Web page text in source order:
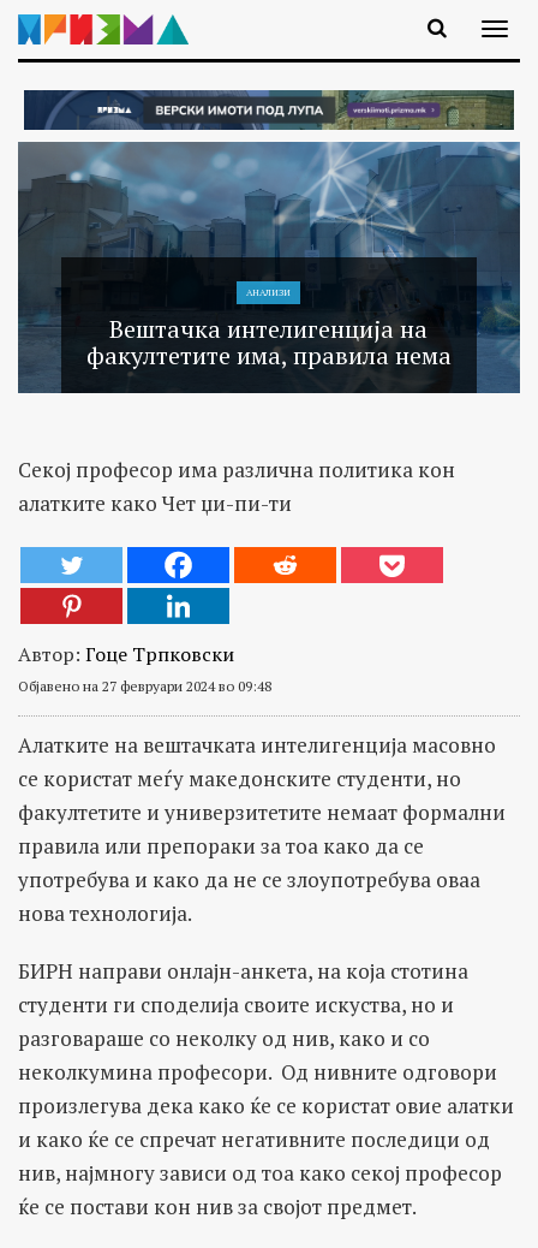
АНАЛИЗИ
Вештачка интелигенција на
факултетите има, правила нема
Секој професор има различна политика кон
алатките како Чет џи-пи-ти
Автор: Гоце Трпковски
Објавено на 27 февруари 2024 во 09:48
Алатките на вештачката интелигенција масовно
се користат меѓу македонските студенти, но
факултетите и универзитетите немаат формални
правила или препораки за тоа како да се
употребува и како да не се злоупотребува оваа
нова технологија.
БИРН направи онлајн-анкета, на која стотина
студенти ги споделија своите искуства, но и
разговараше со неколку од нив, како и со
неколкумина професори. Од нивните одговори
произлегува дека како ќе се користат овие алатки
и како ќе се спречат негативните последици од
нив, најмногу зависи од тоа како секој професор
ќе се постави кон нив за својот предмет.